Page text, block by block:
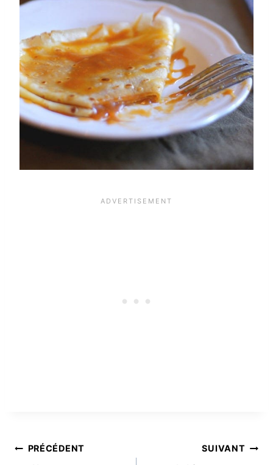
Navigation
PRÉCÉDENT SUIVANT